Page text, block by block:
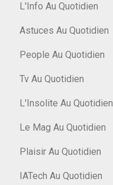
L'Info Au Quotidien
Astuces Au Quotidien
People Au Quotidien
Tv Au Quotidien
L'Insolite Au Quotidien
Le Mag Au Quotidien
Plaisir Au Quotidien
IATech Au Quotidien